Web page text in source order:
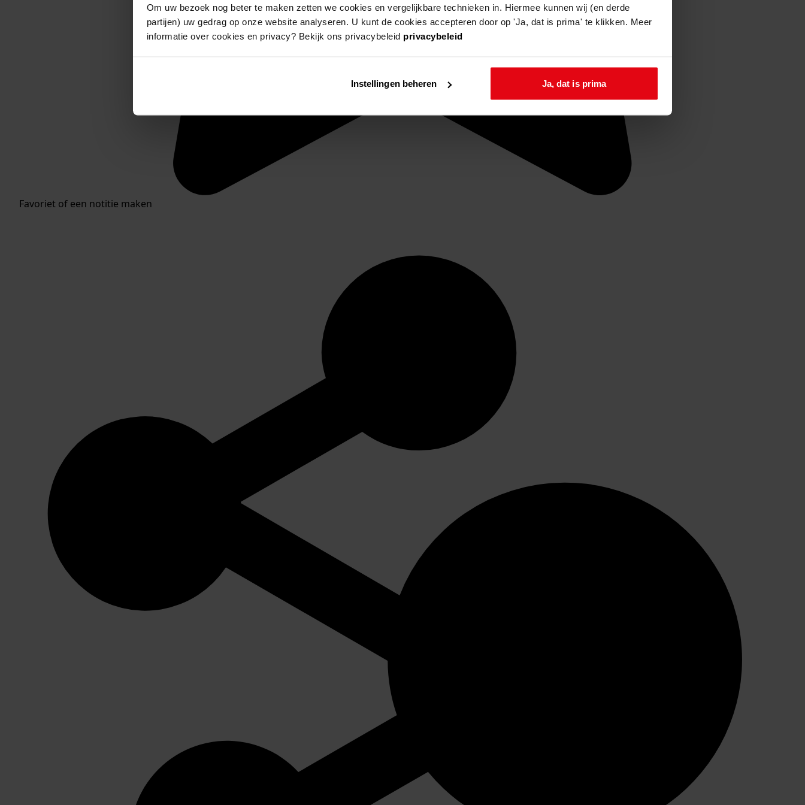
Om uw bezoek nog beter te maken zetten we cookies en vergelijkbare technieken in. Hiermee kunnen wij (en derde
partijen) uw gedrag op onze website analyseren. U kunt de cookies accepteren door op 'Ja, dat is prima' te klikken. Meer
informatie over cookies en privacy? Bekijk ons privacybeleid privacybeleid
Instellingen beheren Ja, dat is prima
Favoriet of een notitie maken